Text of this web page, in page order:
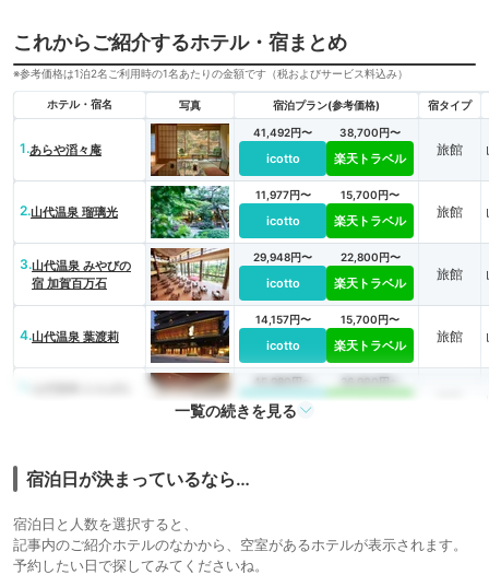
これからご紹介するホテル・宿まとめ
※参考価格は1泊2名ご利用時の1名あたりの金額です（税およびサービス料込み）
ホテル・宿名 写真 宿泊プラン(参考価格) 宿タイプ
1.あらや滔々庵
41,492円〜
icotto
38,700円〜
楽天トラベル
旅館
2.山代温泉 瑠璃光
11,977円〜
icotto
15,700円〜
楽天トラベル
旅館
3.山代温泉 みやびの
宿 加賀百万石
29,948円〜
icotto
22,800円〜
楽天トラベル
旅館
4.山代温泉 葉渡莉
14,157円〜
icotto
15,700円〜
楽天トラベル
旅館
45,980円〜
icotto
26,900円〜
一覧の続きを見る
宿泊日が決まっているなら…
宿泊日と人数を選択すると、
記事内のご紹介ホテルのなかから、空室があるホテルが表示されます。
予約したい日で探してみてくださいね。